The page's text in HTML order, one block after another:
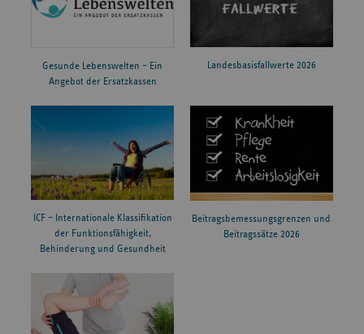
Gesunde Lebenswelten – Ein
Angebot der Ersatzkassen
Landesbasisfallwerte 2026
ICF – Internationale Klassifikation
der Funktionsfähigkeit,
Behinderung und Gesundheit
Beitragsbemessungsgrenzen und
Beitragssätze 2026